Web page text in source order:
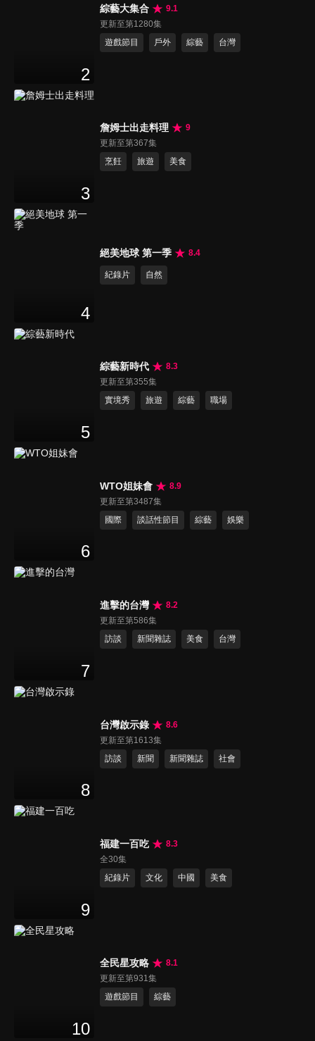
2
綜藝大集合
9.1
更新至第1280集
遊戲節目
戶外 綜藝 台灣
3
詹姆士出走料理
9
更新至第367集
烹飪
旅遊 美食
4
絕美地球 第一季 8.4
紀錄片 自然
5
綜藝新時代
8.3
更新至第355集
實境秀
旅遊 綜藝 職場
6
WTO姐妹會
8.9
更新至第3487集
國際
談話性節目 綜藝 娛樂
7
進擊的台灣
8.2
更新至第586集
訪談
新聞雜誌 美食 台灣
8
台灣啟示錄
8.6
更新至第1613集
訪談
新聞 新聞雜誌 社會
9
福建一百吃
8.3
全30集
紀錄片
文化 中國 美食
10
全民星攻略
8.1
更新至第931集
遊戲節目
綜藝